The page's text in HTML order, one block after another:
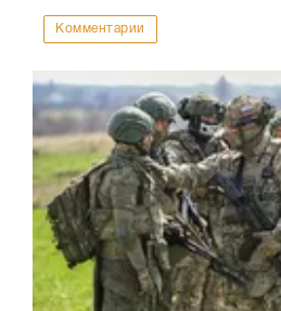
Комментарии